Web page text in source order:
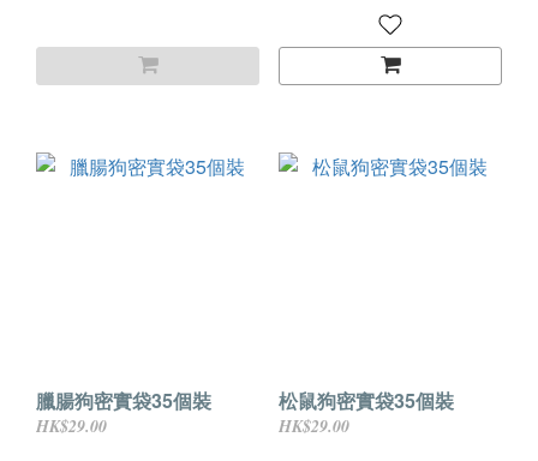
臘腸狗密實袋35個裝
HK$29.00
松鼠狗密實袋35個裝
HK$29.00